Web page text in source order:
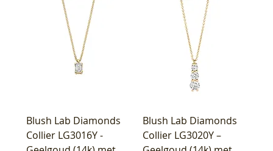
Blush Lab Diamonds
Collier LG3016Y -
Blush Lab Diamonds
Collier LG3020Y –